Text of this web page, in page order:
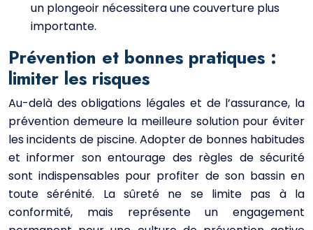
un plongeoir nécessitera une couverture plus
importante.
Prévention et bonnes pratiques :
limiter les risques
Au-delà des obligations légales et de l’assurance, la
prévention demeure la meilleure solution pour éviter
les incidents de piscine. Adopter de bonnes habitudes
et informer son entourage des règles de sécurité
sont indispensables pour profiter de son bassin en
toute sérénité. La sûreté ne se limite pas à la
conformité, mais représente un engagement